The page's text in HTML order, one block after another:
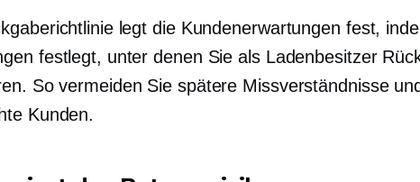
legt die Kundenerwartungen fest,
festlegt, unter denen Sie als Ladenbesitzer
So vermeiden Sie spätere Missverständnisse und
Kunden.